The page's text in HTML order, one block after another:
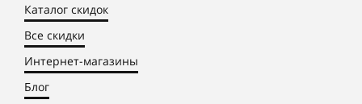
Каталог скидок
Все скидки
Интернет-магазины
Блог